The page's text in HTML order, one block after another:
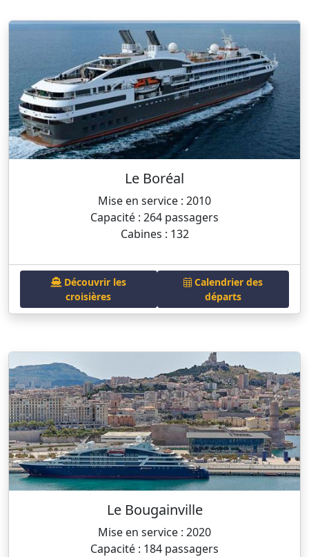
Le Boréal
Mise en service : 2010
Capacité : 264 passagers
Cabines : 132
Découvrir les
croisières
Calendrier des
départs
Le Bougainville
Mise en service : 2020
Capacité : 184 passagers